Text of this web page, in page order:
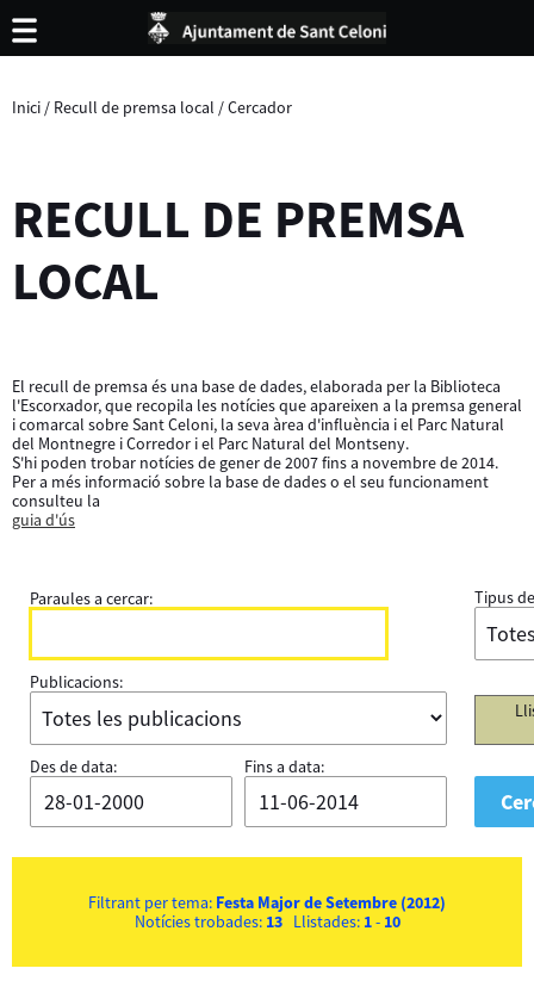
Inici / Recull de premsa local /Cercador
RECULL DE PREMSA
LOCAL
El recull de premsa és una base de dades, elaborada per la Biblioteca
l'Escorxador, que recopila les notícies que apareixen a la premsa general
i comarcal sobre Sant Celoni, la seva àrea d'influència i el Parc Natural
del Montnegre i Corredor i el Parc Natural del Montseny.
S'hi poden trobar notícies de gener de 2007 fins a novembre de 2014.
Per a més informació sobre la base de dades o el seu funcionament
consulteu la
guia d'ús
Paraules a cercar: Tipus
Publicacions:
Des de data: Fins a data:
Filtrant per tema: Festa Major de Setembre (2012)
Notícies trobades: 13Llistades: 1- 10